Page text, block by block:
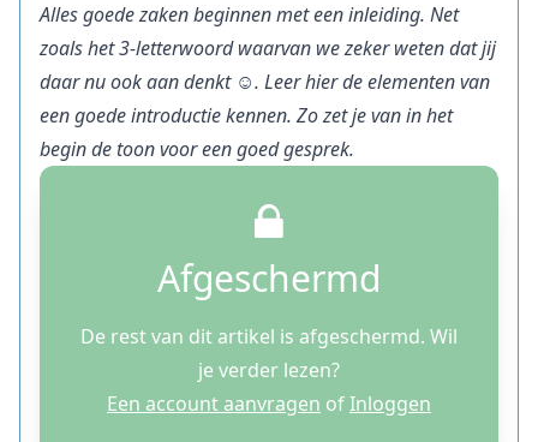
Alles goede zaken beginnen met een inleiding. Net
zoals het 3-letterwoord waarvan we zeker weten dat jij
daar nu ook aan denkt ☺. Leer hier de elementen van
een goede introductie kennen. Zo zet je van in het
begin de toon voor een goed gesprek.
Afgeschermd
De rest van dit artikel is afgeschermd. Wil
je verder lezen?
Een account aanvragen ofInloggen